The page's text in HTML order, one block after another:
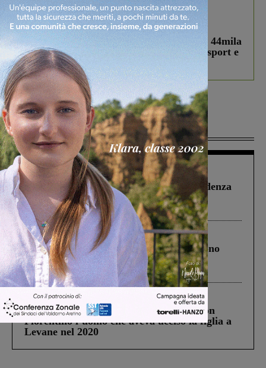
In vetrina 3 Agosto 2026
Estra Notizie agosto: Smart Cities, oltre 44mila
studenti coinvolti, torna il bando per lo sport e
debutta il podcast Estrair
Più lette
Figline Incisa Valdarno 1 Agosto 2026
Piscina di Figline finanziata oltre la scadenza
Pnrr, il gruppo di Fratelli d’Italia: “Un
ringraziamento al Governo”
Cronaca 4 Agosto 2026
Un anno fa la strage in A1 in cui morirono
Gianni, Giulia e Franco. Lo schianto, il
processo, lo stop ai sorpassi fra tir....
Cronaca 3 Agosto 2026
Scomparso da una struttura di Castiglion
Fiorentino l’uomo che aveva ucciso la figlia a
Levane nel 2020